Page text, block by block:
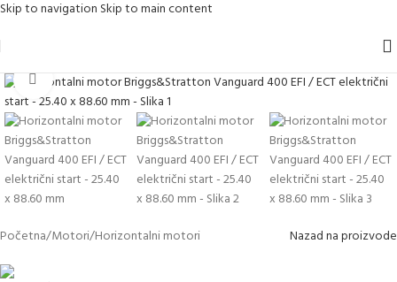
Skip to navigation Skip to main content
Kliknite za uvećanje
Početna/Motori/Horizontalni motori Nazad na proizvode